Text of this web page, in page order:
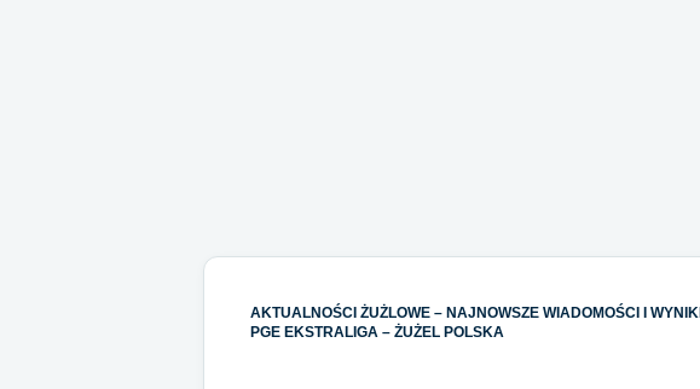
AKTUALNOŚCI ŻUŻLOWE – NAJNOWSZE WIADOMOŚCI I WYNIKI
PGE EKSTRALIGA – ŻUŻEL POLSKA